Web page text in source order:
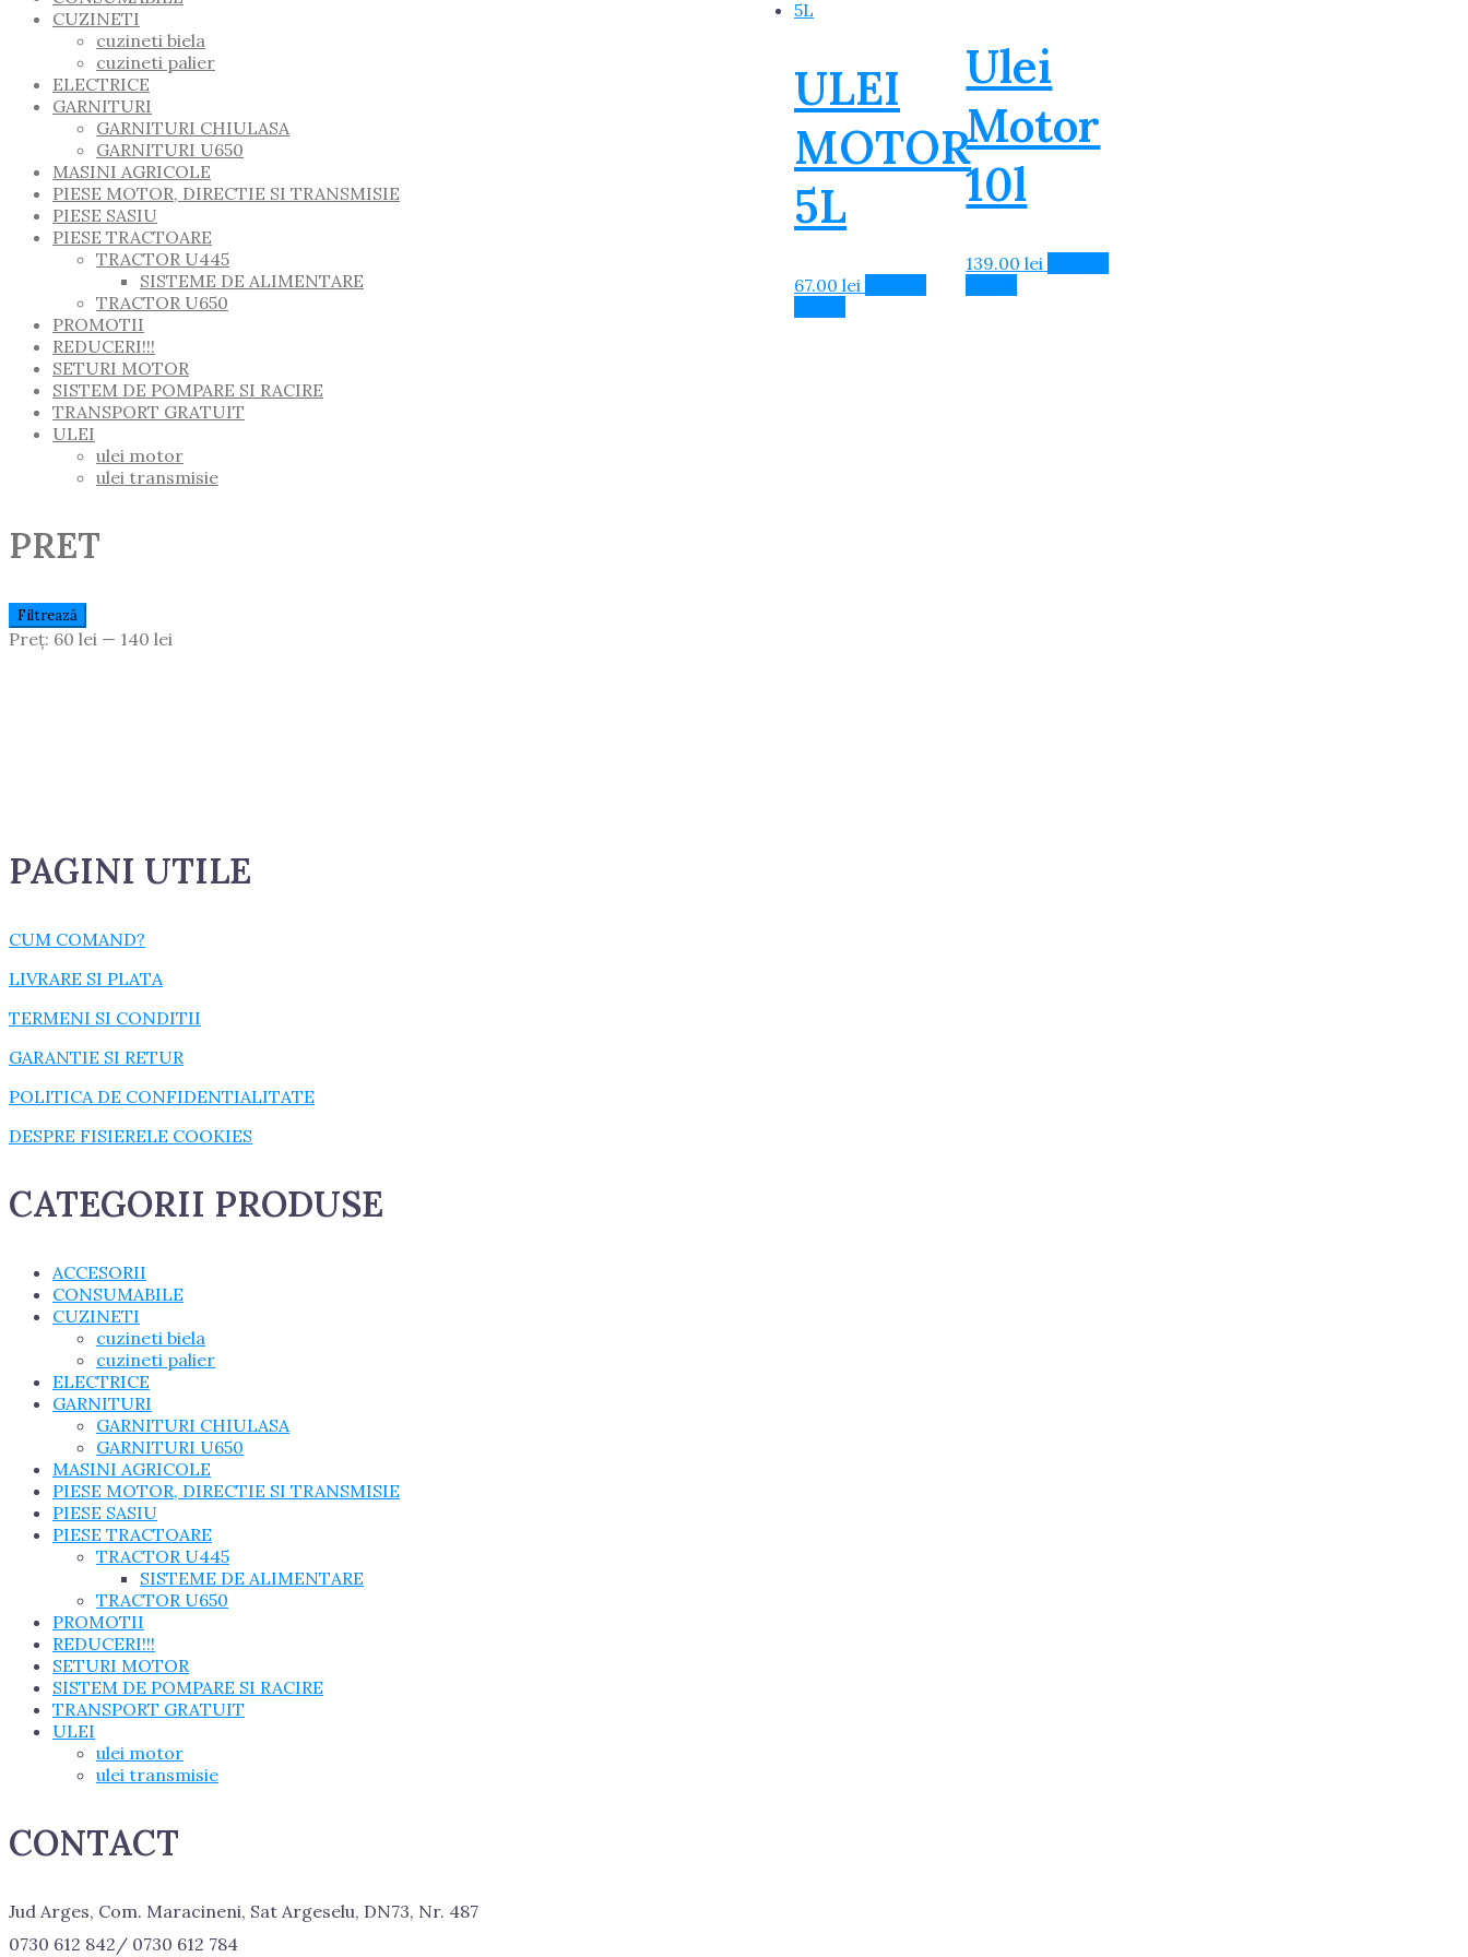
ULEI
MOTOR
5L
67.00 lei
Ulei
Motor
10l
139.00lei
CUZINETI
cuzineti biela
cuzineti palier
ELECTRICE
GARNITURI
GARNITURI CHIULASA
GARNITURI U650
MASINI AGRICOLE
PIESE MOTOR, DIRECTIE SI TRANSMISIE
PIESE SASIU
PIESE TRACTOARE
TRACTOR U445
SISTEME DE ALIMENTARE
TRACTOR U650
PROMOTII
REDUCERI!!!
SETURI MOTOR
SISTEM DE POMPARE SI RACIRE
TRANSPORT GRATUIT
ULEI
ulei motor
ulei transmisie
PRET
Preț
Minim
Preț
Maxim
Filtrează
Preț: 60 lei — 140 lei
PAGINI UTILE
CUM COMAND?
LIVRARE SI PLATA
TERMENI SI CONDITII
GARANTIE SI RETUR
POLITICA DE CONFIDENTIALITATE
DESPRE FISIERELE COOKIES
CATEGORII PRODUSE
ACCESORII
CONSUMABILE
CUZINETI
cuzineti biela
cuzineti palier
ELECTRICE
GARNITURI
GARNITURI CHIULASA
GARNITURI U650
MASINI AGRICOLE
PIESE MOTOR, DIRECTIE SI TRANSMISIE
PIESE SASIU
PIESE TRACTOARE
TRACTOR U445
SISTEME DE ALIMENTARE
TRACTOR U650
PROMOTII
REDUCERI!!!
SETURI MOTOR
SISTEM DE POMPARE SI RACIRE
TRANSPORT GRATUIT
ULEI
ulei motor
ulei transmisie
CONTACT
Jud Arges, Com. Maracineni, Sat Argeselu, DN73, Nr. 487
0730 612 842/ 0730 612 784